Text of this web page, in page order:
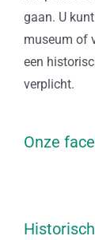
gaan. U
museum of
een
verplicht.
Onze